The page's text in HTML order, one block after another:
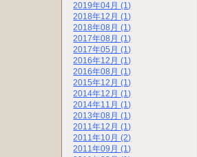
2019年04月 (1)
2018年12月 (1)
2018年08月 (1)
2017年08月 (1)
2017年05月 (1)
2016年12月 (1)
2016年08月 (1)
2015年12月 (1)
2014年12月 (1)
2014年11月 (1)
2013年08月 (1)
2011年12月 (1)
2011年10月 (2)
2011年09月 (1)